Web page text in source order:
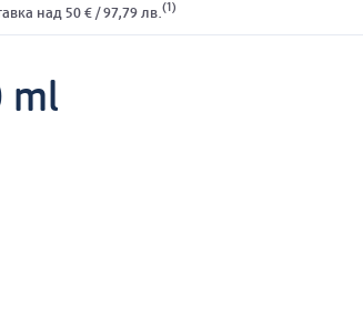
над 50 € / 97,79 лв. (1)
ml